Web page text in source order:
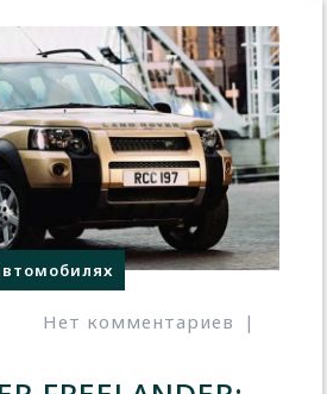
Нет комментариев
|